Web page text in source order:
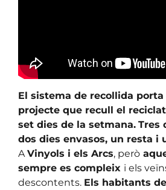
El sistema de recollida
projecte que recull el
set dies de la setmana. Tres
dos dies envasos, un resta i
AVinyols i els Arcs, però
sempre es compleix i els
descontents. Els habitants